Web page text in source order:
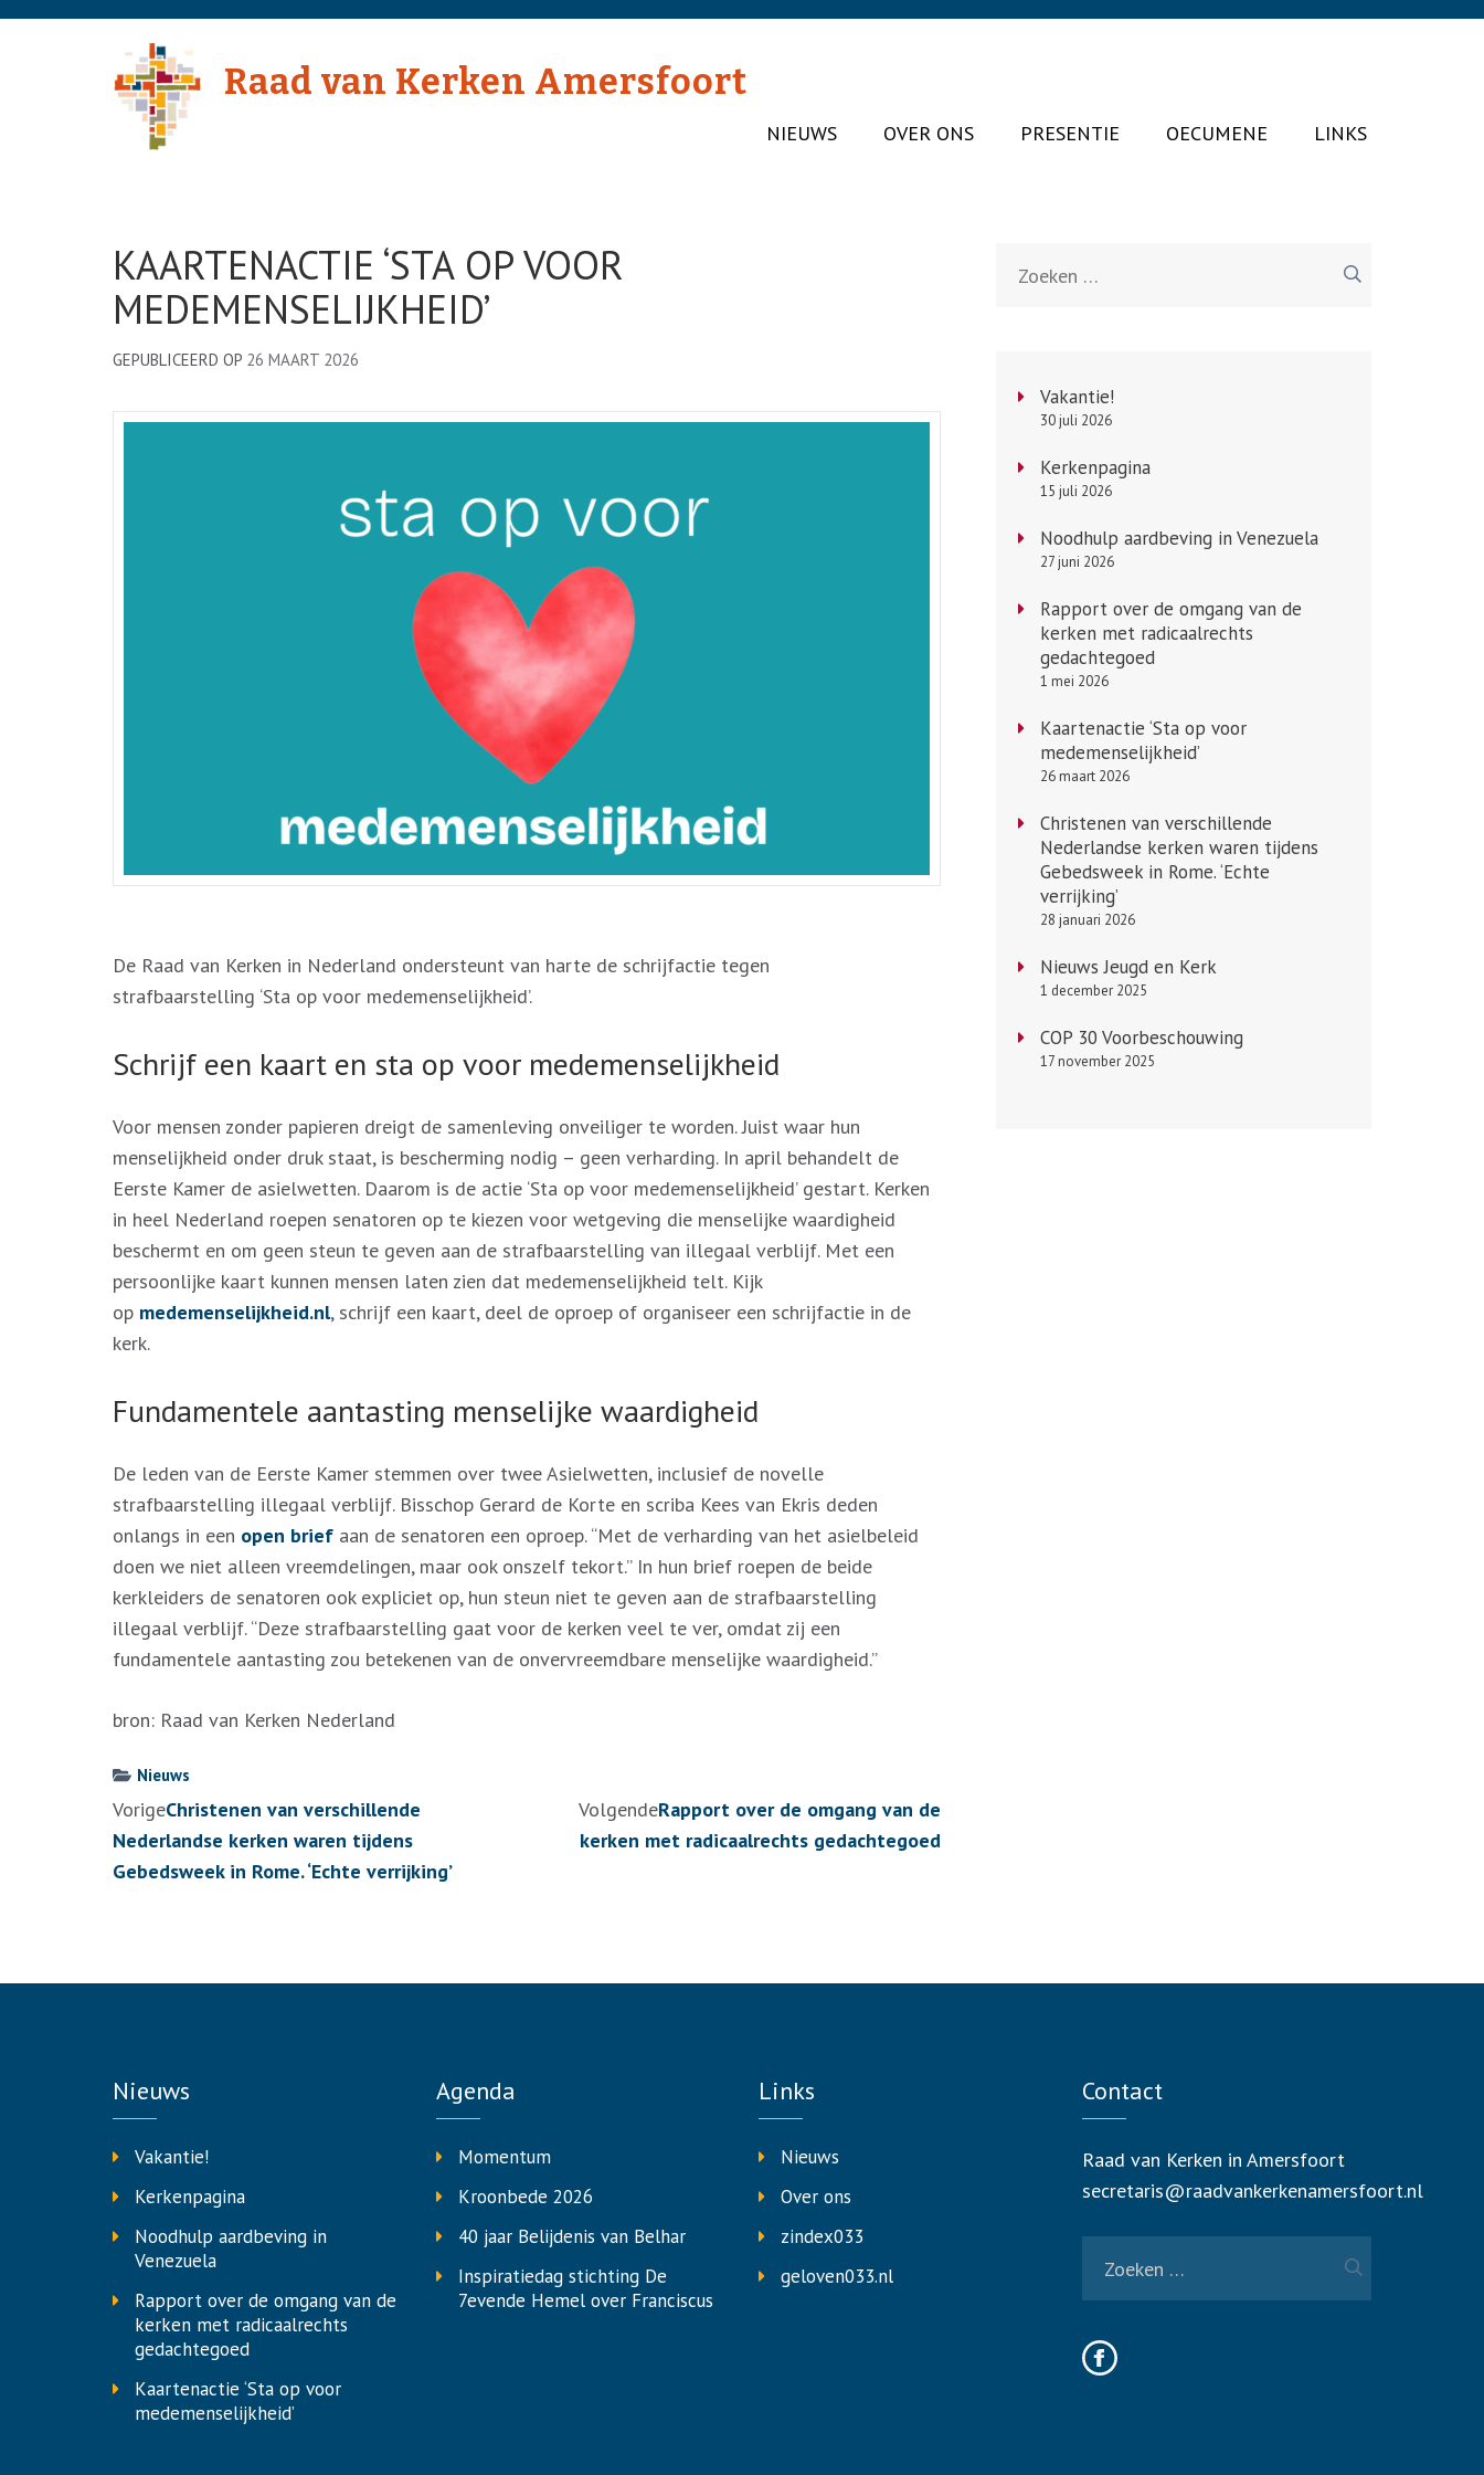
Skip
Raad van Kerken Amersfoort
NIEUWS OVER ONS PRESENTIE OECUMENE LINKS
KAARTENACTIE ‘STA OP VOOR
MEDEMENSELIJKHEID’
GEPUBLICEERD OP 26 MAART 2026
De Raad van Kerken in Nederland ondersteunt van harte de schrijfactie tegen
strafbaarstelling ‘Sta op voor medemenselijkheid’.
Schrijf een kaart en sta op voor medemenselijkheid
Voor mensen zonder papieren dreigt de samenleving onveiliger te worden. Juist waar hun
menselijkheid onder druk staat, is bescherming nodig – geen verharding. In april behandelt de
Eerste Kamer de asielwetten. Daarom is de actie ‘Sta op voor medemenselijkheid’ gestart. Kerken
in heel Nederland roepen senatoren op te kiezen voor wetgeving die menselijke waardigheid
beschermt en om geen steun te geven aan de strafbaarstelling van illegaal verblijf. Met een
persoonlijke kaart kunnen mensen laten zien dat medemenselijkheid telt. Kijk
op medemenselijkheid.nl, schrijf een kaart, deel de oproep of organiseer een schrijfactie in de
kerk.
Fundamentele aantasting menselijke waardigheid
De leden van de Eerste Kamer stemmen over twee Asielwetten, inclusief de novelle
strafbaarstelling illegaal verblijf. Bisschop Gerard de Korte en scriba Kees van Ekris deden
onlangs in een open brief aan de senatoren een oproep. “Met de verharding van het asielbeleid
doen we niet alleen vreemdelingen, maar ook onszelf tekort.” In hun brief roepen de beide
kerkleiders de senatoren ook expliciet op, hun steun niet te geven aan de strafbaarstelling
illegaal verblijf. “Deze strafbaarstelling gaat voor de kerken veel te ver, omdat zij een
fundamentele aantasting zou betekenen van de onvervreemdbare menselijke waardigheid.”
bron: Raad van Kerken Nederland
Nieuws
Berichtennavigatie
VorigeChristenen van verschillende
Nederlandse kerken waren tijdens
Gebedsweek in Rome. ‘Echte verrijking’
VolgendeRapport over de omgang van de
kerken met radicaalrechts gedachtegoed
Vakantie!
30 juli 2026
Kerkenpagina
15 juli 2026
Noodhulp aardbeving in Venezuela
27 juni 2026
Rapport over de omgang van de
kerken met radicaalrechts
gedachtegoed
1 mei 2026
Kaartenactie ‘Sta op voor
medemenselijkheid’
26 maart 2026
Christenen van verschillende
Nederlandse kerken waren tijdens
Gebedsweek in Rome. ‘Echte
verrijking’
28 januari 2026
Nieuws Jeugd en Kerk
1 december 2025
COP 30 Voorbeschouwing
17 november 2025
Nieuws
Vakantie!
Kerkenpagina
Noodhulp aardbeving in
Venezuela
Rapport over de omgang van de
kerken met radicaalrechts
gedachtegoed
Kaartenactie ‘Sta op voor
medemenselijkheid’
Agenda
Momentum
Kroonbede 2026
40 jaar Belijdenis van Belhar
Inspiratiedag stichting De
7evende Hemel over Franciscus
Links
Nieuws
Over ons
zindex033
geloven033.nl
Contact
Raad van Kerken in Amersfoort
secretaris@raadvankerkenamersfoort.nl
naar: